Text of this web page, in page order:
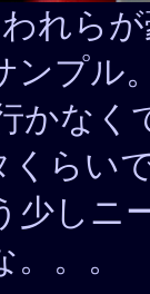
れら
ンプル
かなく
くらい
少しニ
。。